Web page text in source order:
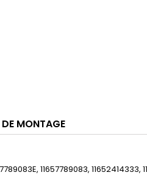
MONTAGE
11657789083, 11652414333,